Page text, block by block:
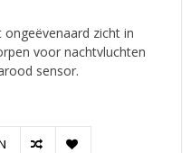
ongeëvenaard zicht in
voor nachtvluchten
sensor.